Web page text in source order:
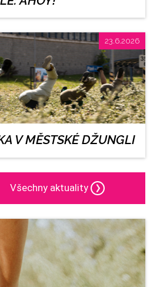
23.6.2026
V MĚSTSKÉ DŽUNGLI
Všechny aktuality